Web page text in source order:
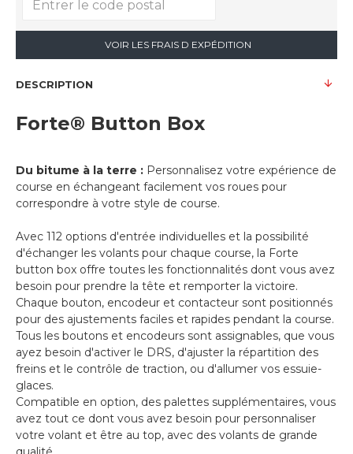
VOIR LES FRAIS D EXPÉDITION
DESCRIPTION
Forte® Button Box
Du bitume à la terre : Personnalisez votre expérience de
course en échangeant facilement vos roues pour
correspondre à votre style de course.
Avec 112 options d'entrée individuelles et la possibilité
d'échanger les volants pour chaque course, la Forte
button box offre toutes les fonctionnalités dont vous avez
besoin pour prendre la tête et remporter la victoire.
Chaque bouton, encodeur et contacteur sont positionnés
pour des ajustements faciles et rapides pendant la course.
Tous les boutons et encodeurs sont assignables, que vous
ayez besoin d'activer le DRS, d'ajuster la répartition des
freins et le contrôle de traction, ou d'allumer vos essuie-
glaces.
Compatible en option, des palettes supplémentaires, vous
avez tout ce dont vous avez besoin pour personnaliser
votre volant et être au top, avec des volants de grande